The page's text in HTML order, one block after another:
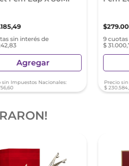
185,49
sin interés de
Agregar
sin Impuestos Nacionales:
,60
$279.
9
$
Precio
$ 230.584,